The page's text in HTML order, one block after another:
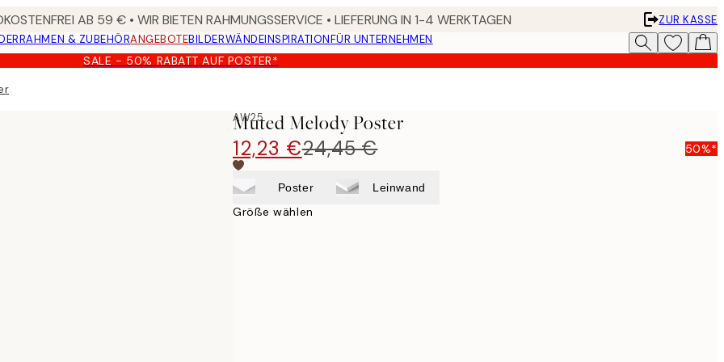
AB 59 € • WIR BIETEN RAHMUNGSSERVICE • LIEFERUNG IN 1-4 WERKTAGEN
ZUR KASSE
RAHMEN & ZUBEHÖRANGEBOTEBILDERWÄNDEINSPIRATIONFÜR UNTERNEHMEN
SALE - 50% RABATT AUF POSTER*
AW25
Muted Melody Poster
12,23 €24,45 € 50%*
Poster Leinwand
Größe wählen